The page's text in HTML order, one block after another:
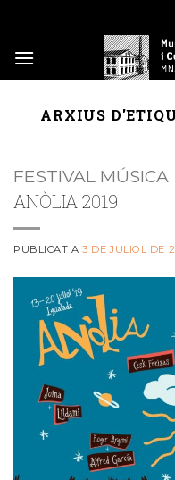
content
ARXIUS
FESTIVAL MÚSICA
ANÒLIA 2019
PUBLICAT A3 DE JULIOL DE